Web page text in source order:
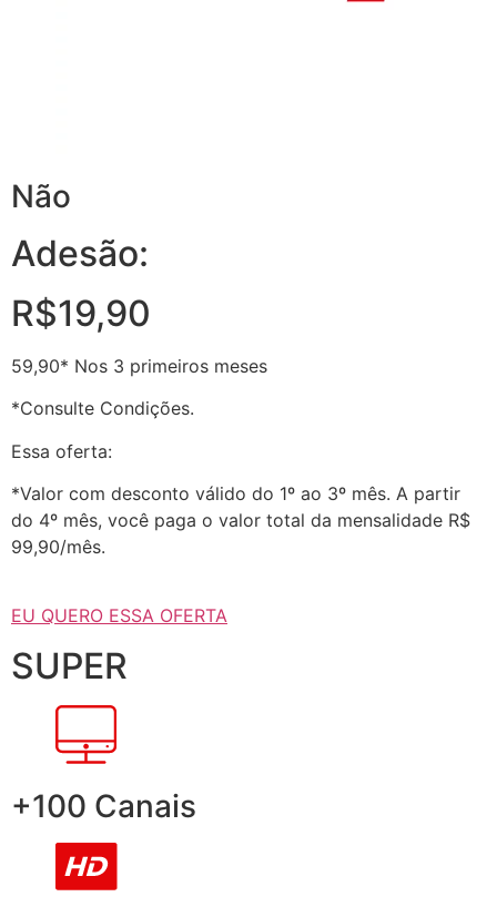
Não
Adesão:
R$19,90
59,90* Nos 3 primeiros meses
*Consulte Condições.
Essa oferta:
*Valor com desconto válido do 1º ao 3º mês. A partir
do 4º mês, você paga o valor total da mensalidade R$
99,90/mês.
EU QUERO ESSA OFERTA
SUPER
+100 Canais